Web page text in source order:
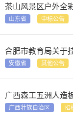
茶山风景区户外全
山东省 中标公告
合肥市教育局关于
安徽省 其他公告
广西森工五洲人造
广西壮族自治区 招